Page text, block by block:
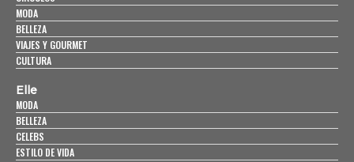
MODA
BELLEZA
VIAJES Y GOURMET
CULTURA
Elle
MODA
BELLEZA
CELEBS
ESTILO DE VIDA